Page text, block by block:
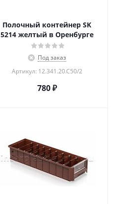
Полочный контейнер SK
5214 желтый в Оренбурге
Под заказ
Артикул: 12.341.20.С50/2
780₽